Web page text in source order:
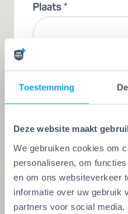
Toestemming
Deze website maakt
We gebruiken cookies om
personaliseren, om
en om ons websiteverkeer
informatie over uw gebruik
partners voor social
Plaats *
E-mail *
Telefoonnummer *
Gegevens over